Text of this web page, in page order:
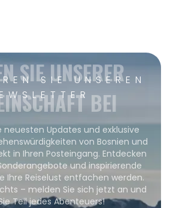
SIE UNSEREN
SIE UNSERER
BEI
neuesten Updates und exklusive
von Bosnien und
in Ihren Posteingang. Entdecken
und inspirierende
Ihre Reiselust entfachen werden.
– melden Sie sich jetzt an und
Teil jedes Abenteuers!